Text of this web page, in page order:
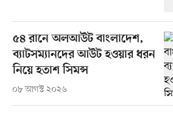
৫৪ রানে অলআউট বাংলাদেশ,
ব্যাটসম্যানদের আউট হওয়ার ধরন
নিয়ে হতাশ সিমন্স
০৮ আগস্ট ২০২৬